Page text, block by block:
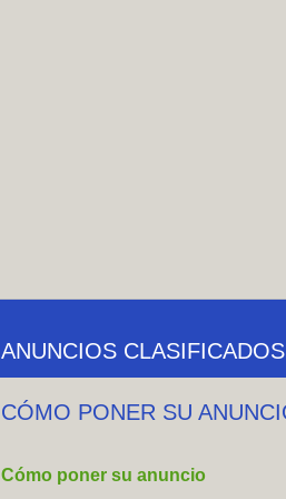
ANUNCIOS CLASIFICADOS
CÓMO PONER SU
Cómo poner su anuncio